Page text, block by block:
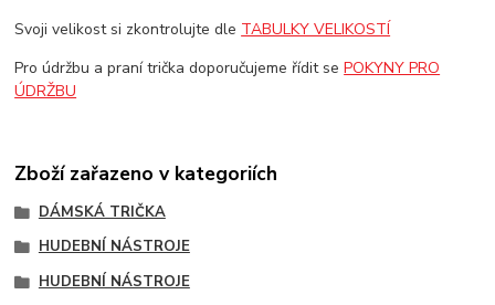
Svoji velikost si zkontrolujte dle TABULKY VELIKOSTÍ
Pro údržbu a praní trička doporučujeme řídit sePOKYNY PRO
ÚDRŽBU
Zboží zařazeno v kategoriích
DÁMSKÁ TRIČKA
HUDEBNÍ NÁSTROJE
HUDEBNÍ NÁSTROJE